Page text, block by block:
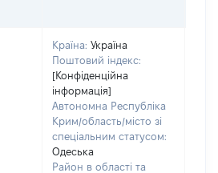
Країна: Україна
Поштовий індекс:
[Конфіденційна
інформація]
Автономна Республіка
Крим/область/місто зі
спеціальним статусом:
Одеська
Район в області та